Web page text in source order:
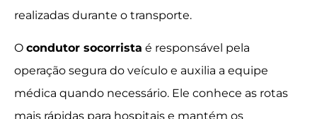
realizadas durante o transporte.
O condutor socorrista é responsável pela
operação segura do veículo e auxilia a equipe
médica quando necessário. Ele conhece as rotas
mais rápidas para hospitais e mantém os